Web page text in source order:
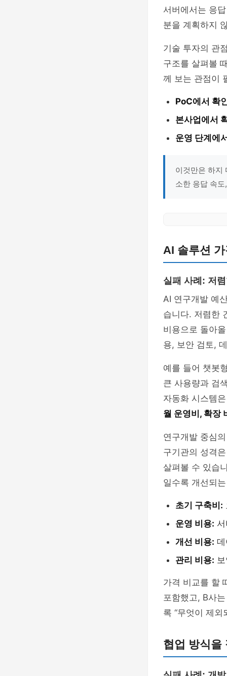
서버에서는 응
분을 계획하지
기술 투자의 관
구조를 살펴볼
께 보는 관점이
PoC에서 확
본사업에서
운영 단계에
이것만은 하지
소한 응답 속
AI 솔루션
실패 사례: 저
AI 연구개발 예
습니다. 저렴한
비용으로 돌아
용, 보안 검토,
예를 들어 챗봇
큰 사용량과 검
자동화 시스템
월 운영비, 확장
연구개발 중심
구기관의 성격
살펴볼 수 있습
일수록 개선되
초기 구축비:
운영 비용:
개선 비용:
관리 비용:
가격 비교를 할
포함했고, B사
록 “무엇이 제
협업 방식을